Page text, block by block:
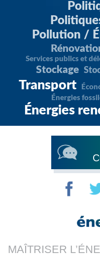
Pollution /
Services publics et
Stockage
Transport
Énergies
Énergies
MAÎTRISER